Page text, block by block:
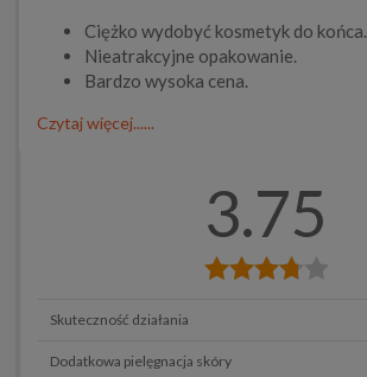
Ciężko wydobyć kosmetyk do końca.
Nieatrakcyjne opakowanie.
Bardzo wysoka cena.
Czytaj więcej......
3.75
Skuteczność działania
Dodatkowa pielęgnacja skóry